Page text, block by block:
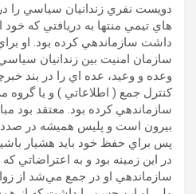
دويست نفري زندانيان سياسي را
هاي تيمي منتها به دريافتي كه
داشت سازماندهي كرده بود. او
سازمان امنيت بين زندانيان
وعده و وعيد، عده اي را در بند
كنترل جمع ( اطلاعاتي )‌ و يا گروه
سازماندهي كرده بود. معتقد بود
بيرون است و پليس هميشه در
پس براي حفظ خود بايد هشيار
در اين زمينه بود و به اعتراضاتي
سازماندهي او در جمع مي‌شد از